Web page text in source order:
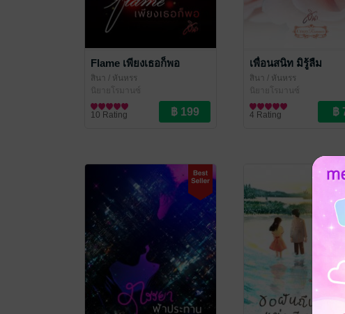
Flame เพียงเธอก็พอ
สินา / หันหรร
นิยายโรมานซ์
10 Rating
เพื่อนสนิท มิรู้ลืม
สินา / หันหรร
นิยายโรมานซ์
4 Rating